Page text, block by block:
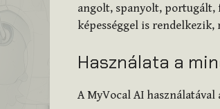
angolt, spanyolt, portugált,
képességgel is rendelkezik,
Használata a
A MyVocal AI használatával